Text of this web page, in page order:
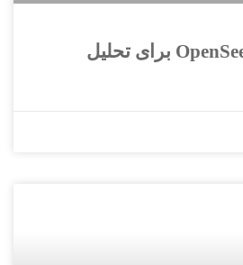
انجام پروژه با OpenSees برای تحلیل